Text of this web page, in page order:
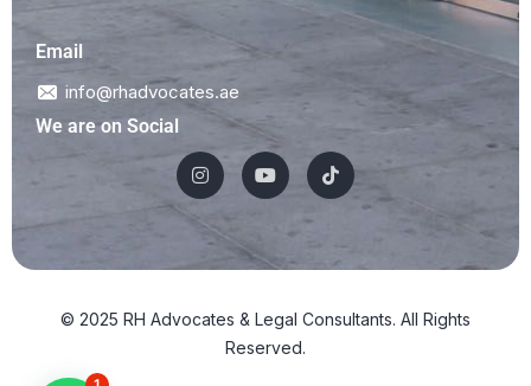
Email
info@rhadvocates.ae
We are on Social
© 2025 RH Advocates & Legal Consultants. All Rights
Reserved.